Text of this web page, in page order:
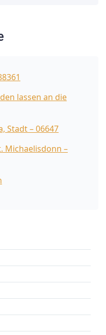
lassen an die
Stadt – 06647
Michaelisdonn –